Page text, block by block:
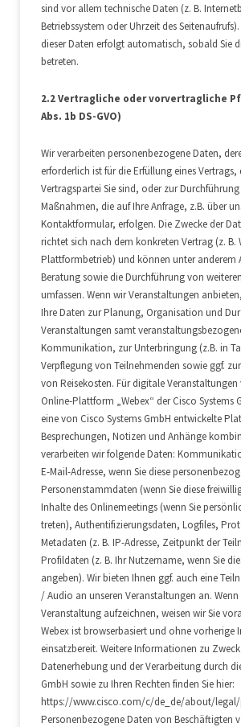
sind vor allem technische Daten (z. B.
Betriebssystem oder Uhrzeit des
dieser Daten erfolgt automatisch, sobald Sie
betreten.
2.2 Vertragliche oder vorvertragliche
Abs. 1b DS-GVO)
Wir verarbeiten personenbezogene Daten,
erforderlich ist für die Erfüllung eines Vertrags,
Vertragspartei Sie sind, oder zur
Maßnahmen, die auf Ihre Anfrage, z.B. über
Kontaktformular, erfolgen. Die Zwecke der
richtet sich nach dem konkreten Vertrag (z. B.
Plattformbetrieb) und können unter anderem
Beratung sowie die Durchführung von
umfassen. Wenn wir Veranstaltungen
Ihre Daten zur Planung, Organisation und
Veranstaltungen samt
Kommunikation, zur Unterbringung (z.B. in
Verpflegung von Teilnehmenden sowie ggf.
von Reisekosten. Für digitale
Online-Plattform „Webex“ der Cisco Systems
eine von Cisco Systems GmbH entwickelte
Besprechungen, Notizen und Anhänge
verarbeiten wir folgende Daten:
E-Mail-Adresse, wenn Sie diese
Personenstammdaten (wenn Sie diese
Inhalte des Onlinemeetings (wenn Sie
treten), Authentifizierungsdaten, Logfiles,
Metadaten (z. B. IP-Adresse, Zeitpunkt der
Profildaten (z. B. Ihr Nutzername, wenn Sie
angeben). Wir bieten Ihnen ggf. auch eine
/ Audio an unseren Veranstaltungen an. Wenn
Veranstaltung aufzeichnen, weisen wir Sie
Webex ist browserbasiert und ohne vorherige
einsatzbereit. Weitere Informationen zu
Datenerhebung und der Verarbeitung durch
GmbH sowie zu Ihren Rechten finden Sie hier:
https://www.cisco.com/c/de_de/about/
Personenbezogene Daten von Beschäftigten